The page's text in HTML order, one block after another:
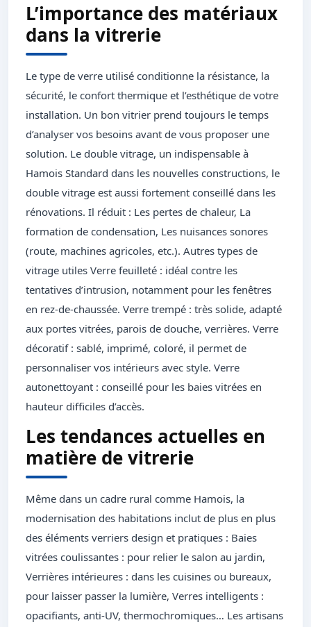
L’importance des matériaux
dans la vitrerie
Le type de verre utilisé conditionne la résistance, la
sécurité, le confort thermique et l’esthétique de votre
installation. Un bon vitrier prend toujours le temps
d’analyser vos besoins avant de vous proposer une
solution. Le double vitrage, un indispensable à
Hamois Standard dans les nouvelles constructions, le
double vitrage est aussi fortement conseillé dans les
rénovations. Il réduit : Les pertes de chaleur, La
formation de condensation, Les nuisances sonores
(route, machines agricoles, etc.). Autres types de
vitrage utiles Verre feuilleté : idéal contre les
tentatives d’intrusion, notamment pour les fenêtres
en rez-de-chaussée. Verre trempé : très solide, adapté
aux portes vitrées, parois de douche, verrières. Verre
décoratif : sablé, imprimé, coloré, il permet de
personnaliser vos intérieurs avec style. Verre
autonettoyant : conseillé pour les baies vitrées en
hauteur difficiles d’accès.
Les tendances actuelles en
matière de vitrerie
Même dans un cadre rural comme Hamois, la
modernisation des habitations inclut de plus en plus
des éléments verriers design et pratiques : Baies
vitrées coulissantes : pour relier le salon au jardin,
Verrières intérieures : dans les cuisines ou bureaux,
pour laisser passer la lumière, Verres intelligents :
opacifiants, anti-UV, thermochromiques… Les artisans